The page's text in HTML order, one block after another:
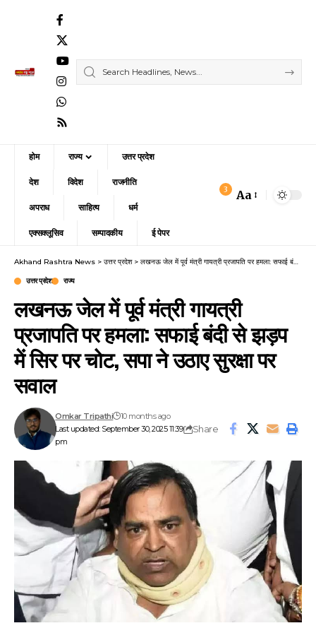
होम राज्य उत्तर प्रदेश
देश विदेश राजनीति
अपराध साहित्य धर्म
एक्सक्लूसिव सम्पादकीय ई पेपर
3
Font
Aa
Akhand Rashtra News > उत्तर प्रदेश> लखनऊ जेल में पूर्व मंत्री गायत्री प्रजापति पर हमला: सफाई बंदी से झड़प में सिर पर चोट, सपा ने उठाए सुरक्षा पर सवाल
उत्तर प्रदेश राज्य
लखनऊ जेल में पूर्व मंत्री गायत्री
प्रजापति पर हमला: सफाई बंदी से झड़प
में सिर पर चोट, सपा ने उठाए सुरक्षा पर
सवाल
Last updated: September 30, 2025 11:39
pm
Omkar Tripathi 10 months ago
Share